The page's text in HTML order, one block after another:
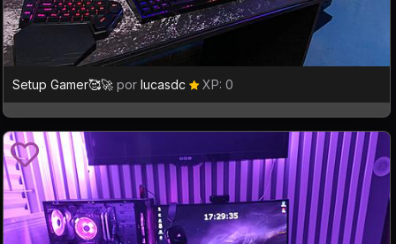
Setup Gamer🥰🚀 por lucasdc XP: 0